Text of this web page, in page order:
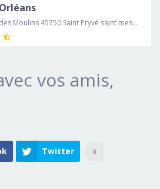
Orléans
Moulins 45750 Saint Pryvé saint mesmin
vos amis,
Twitter 0